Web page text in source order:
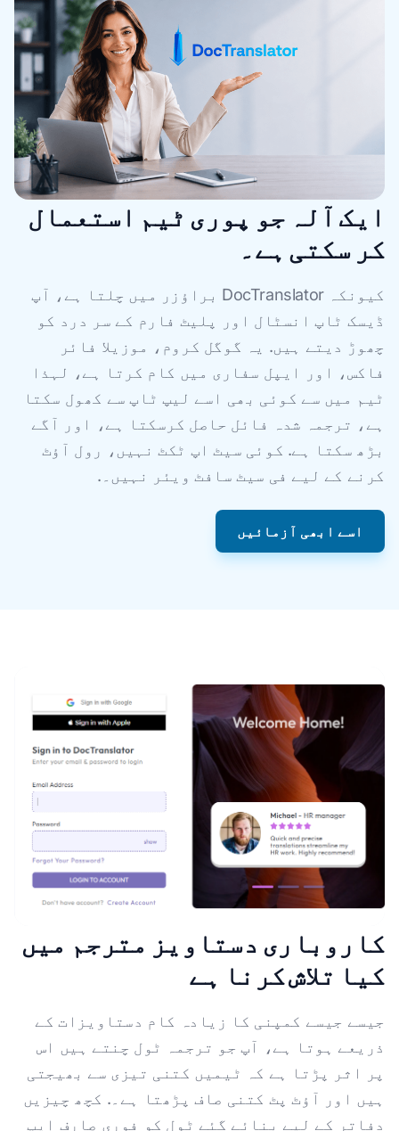
ایک آلہ جو پوری ٹیم استعمال
کر سکتی ہے۔
کیونکہ DocTranslator براؤزر میں چلتا ہے، آپ
ڈیسک ٹاپ انسٹال اور پلیٹ فارم کے سر درد کو
چھوڑ دیتے ہیں. یہ گوگل کروم، موزیلا فائر
فاکس، اور ایپل سفاری میں کام کرتا ہے، لہذا
ٹیم میں سے کوئی بھی اسے لیپ ٹاپ سے کھول سکتا
ہے، ترجمہ شدہ فائل حاصل کرسکتا ہے، اور آگے
بڑھ سکتا ہے. کوئی سیٹ اپ ٹکٹ نہیں، رول آؤٹ
کرنے کے لیے فی سیٹ سافٹ ویئر نہیں۔.
اسے ابھی آزمائیں
کاروباری دستاویز مترجم میں
کیا تلاش کرنا ہے
جیسے جیسے کمپنی کا زیادہ کام دستاویزات کے
ذریعے ہوتا ہے، آپ جو ترجمہ ٹول چنتے ہیں اس
پر اثر پڑتا ہے کہ ٹیمیں کتنی تیزی سے بھیجتی
ہیں اور آؤٹ پٹ کتنی صاف پڑھتا ہے۔. کچھ چیزیں
دفاتر کے لیے بنائے گئے ٹول کو فوری صارف ایپ